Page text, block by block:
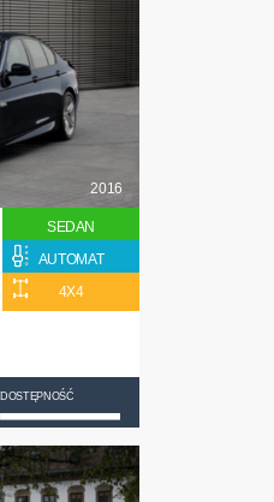
2016
SEDAN
AUTOMAT
4X4
DOSTĘPNOŚĆ